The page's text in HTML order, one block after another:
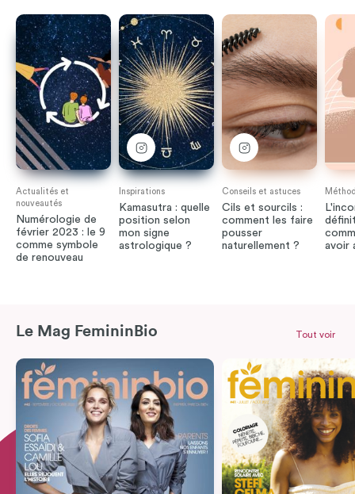
Actualités et
nouveautés
Numérologie de
février 2023 : le 9
comme symbole
de renouveau
Inspirations
Kamasutra : quelle
position selon
mon signe
astrologique ?
Conseils et astuces
Cils et sourcils :
comment les faire
pousser
naturellement ?
avoir
Le Mag FemininBio Tout voir